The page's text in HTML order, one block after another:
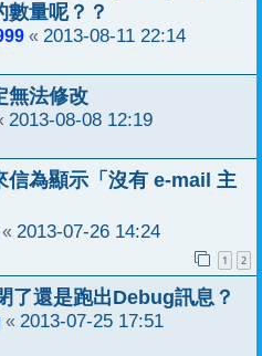
數量呢？？
« 2013-08-11 22:14
無法修改
2013-08-08 12:19
信為顯示「沒有 e-mail 主
« 2013-07-26 14:24
1 2
了還是跑出Debug訊息？
« 2013-07-25 17:51